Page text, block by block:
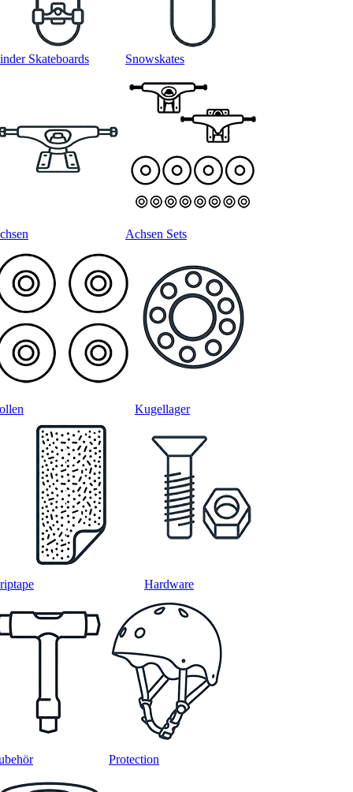
Skateboards Snowskates
Achsen Sets
Kugellager
Hardware
Protection